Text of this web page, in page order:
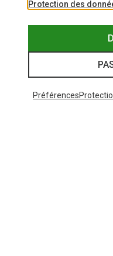
Protection des
Préférences